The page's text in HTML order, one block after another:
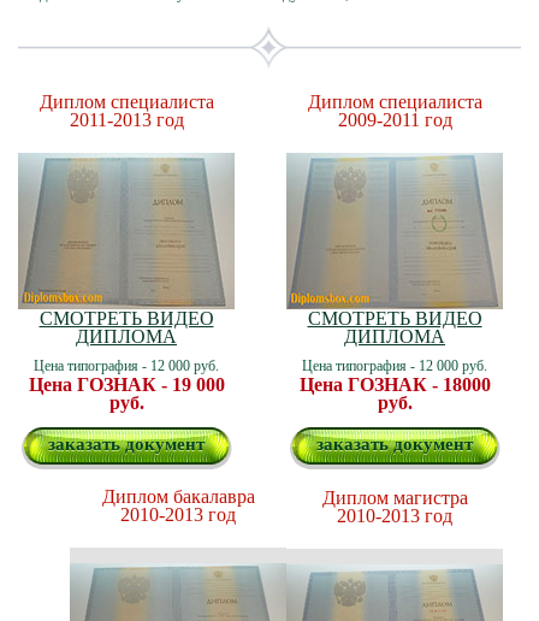
Диплом специалиста
2011-2013 год
СМОТРЕТЬ ВИДЕО
ДИПЛОМА
Цена типография - 12 000 руб.
Цена ГОЗНАК - 19 000
руб.
заказать документ
Диплом специалиста
2009-2011 год
СМОТРЕТЬ ВИДЕО
ДИПЛОМА
Цена типография - 12 000 руб.
Цена ГОЗНАК - 18000
руб.
заказать документ
Диплом бакалавра
2010-2013 год
Диплом магистра
2010-2013 год